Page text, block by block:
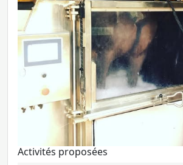
Activités proposées